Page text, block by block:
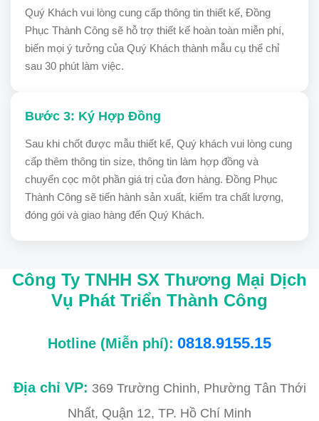
Quý Khách vui lòng cung cấp thông tin thiết kế, Đồng
Phục Thành Công sẽ hỗ trợ thiết kế hoàn toàn miễn phí,
biến mọi ý tưởng của Quý Khách thành mẫu cụ thể chỉ
sau 30 phút làm việc.
Bước 3: Ký Hợp Đồng
Sau khi chốt được mẫu thiết kế, Quý khách vui lòng cung
cấp thêm thông tin size, thông tin làm hợp đồng và
chuyển cọc một phần giá trị của đơn hàng. Đồng Phục
Thành Công sẽ tiến hành sản xuất, kiểm tra chất lượng,
đóng gói và giao hàng đến Quý Khách.
Công Ty TNHH SX Thương Mại Dịch
Vụ Phát Triển Thành Công
Hotline (Miễn phí): 0818.9155.15
Địa chỉ VP: 369 Trường Chinh, Phường Tân Thới
Nhất, Quận 12, TP. Hồ Chí Minh